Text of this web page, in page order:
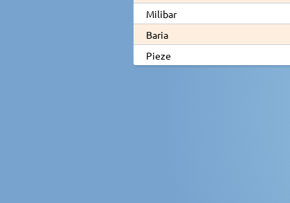
Milibar
Baria
Pieze